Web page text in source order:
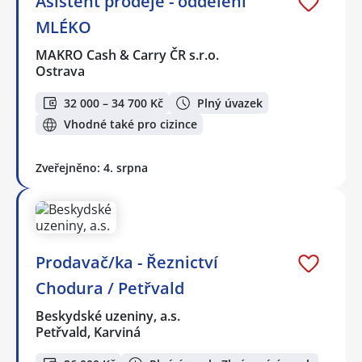
MLÉKO
MAKRO Cash & Carry ČR s.r.o.
Ostrava
32 000 – 34 700 Kč
Plný úvazek
Vhodné také pro cizince
Zveřejněno: 4. srpna
Prodavač/ka - Řeznictví
Chodura / Petřvald
Beskydské uzeniny, a.s.
Petřvald, Karviná